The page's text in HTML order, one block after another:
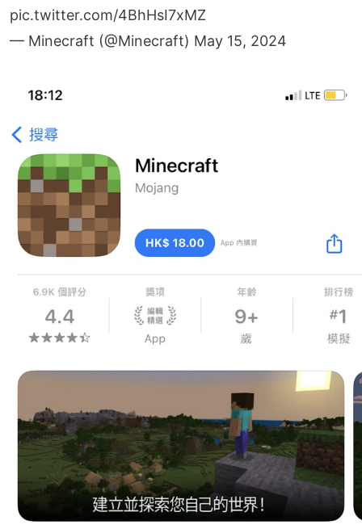
pic.twitter.com/4BhHsI7xMZ
— Minecraft (@Minecraft) May 15, 2024